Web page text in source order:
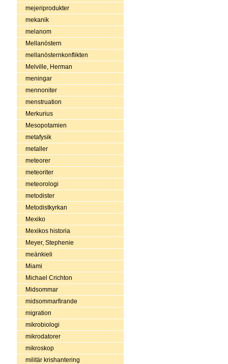
mejeriprodukter
mekanik
melanom
Mellanöstern
mellanösternkonflikten
Melville, Herman
meningar
mennoniter
menstruation
Merkurius
Mesopotamien
metafysik
metaller
meteorer
meteoriter
meteorologi
metodister
Metodistkyrkan
Mexiko
Mexikos historia
Meyer, Stephenie
meänkieli
Miami
Michael Crichton
Midsommar
midsommarfirande
migration
mikrobiologi
mikrodatorer
mikroskop
militär krishantering